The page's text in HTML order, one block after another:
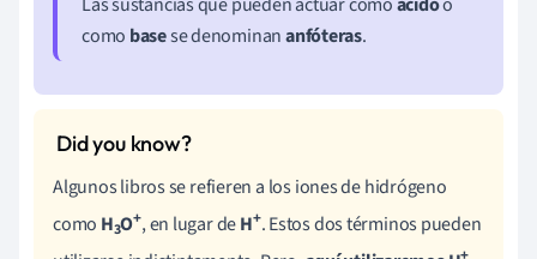
como basese denominananfóteras.
Algunos libros se refieren a los iones de hidrógeno
como H3O+, en lugar deH+. Estos dos términos pueden